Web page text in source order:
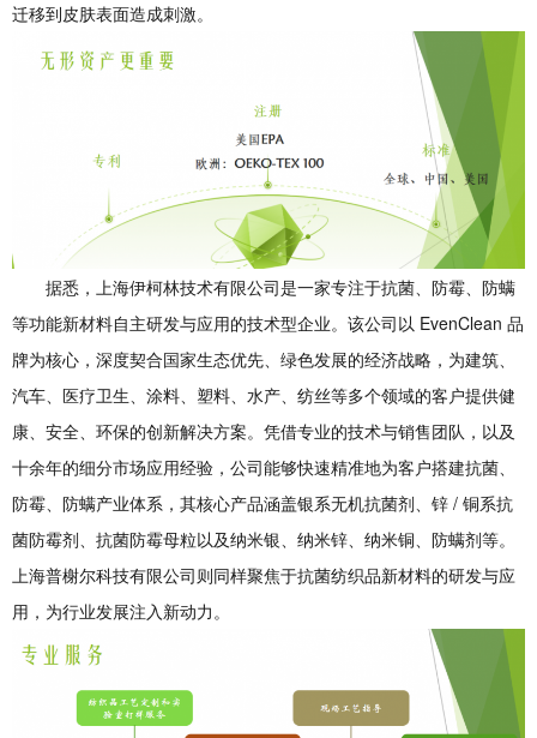
迁移到皮肤表面造成刺激。
据悉，上海伊柯林技术有限公司是一家专注于抗菌、防霉、防螨
等功能新材料自主研发与应用的技术型企业。该公司以 EvenClean 品
牌为核心，深度契合国家生态优先、绿色发展的经济战略，为建筑、
汽车、医疗卫生、涂料、塑料、水产、纺丝等多个领域的客户提供健
康、安全、环保的创新解决方案。凭借专业的技术与销售团队，以及
十余年的细分市场应用经验，公司能够快速精准地为客户搭建抗菌、
防霉、防螨产业体系，其核心产品涵盖银系无机抗菌剂、锌 / 铜系抗
菌防霉剂、抗菌防霉母粒以及纳米银、纳米锌、纳米铜、防螨剂等。
上海普榭尔科技有限公司则同样聚焦于抗菌纺织品新材料的研发与应
用，为行业发展注入新动力。